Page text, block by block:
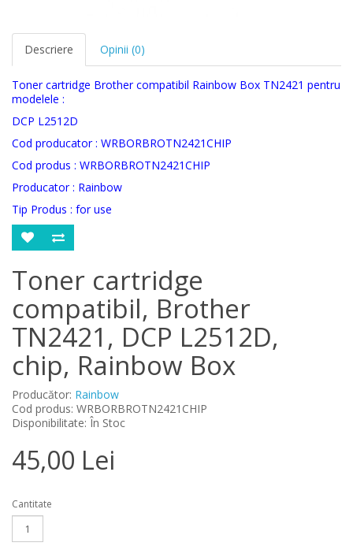
Descriere Opinii (0)
Toner cartridge Brother compatibil Rainbow Box TN2421 pentru
modelele :
DCP L2512D
Cod producator : WRBORBROTN2421CHIP
Cod produs : WRBORBROTN2421CHIP
Producator : Rainbow
Tip Produs : for use
Toner cartridge
compatibil, Brother
TN2421, DCP L2512D,
chip, Rainbow Box
Producător: Rainbow
Cod produs: WRBORBROTN2421CHIP
Disponibilitate: În Stoc
45,00 Lei
Cantitate